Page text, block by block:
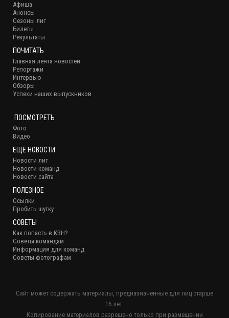
Афиша
Анонсы
Сезоны лиг
Билеты
Результаты
ПОЧИТАТЬ
Главная лента новостей
Репортажи
Интервью
Обзоры
Успехи наших выпускников
ПОСМОТРЕТЬ
Фото
Видео
ЕЩЕ НОВОСТИ
Новости лиг
Новости команд
Новости сайта
ПОЛЕЗНОЕ
Ссылки
Пробить шутку
СОВЕТЫ
Как попасть в КВН?
Советы командам
Информация для команд
Советы фотографам
Сайт может содержать материалы, предназначенные для лиц старше
16 лет.
Копирование материалов разрешено только при размещении